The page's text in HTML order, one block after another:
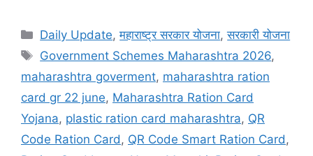
Categories
Daily Update,महाराष्ट्र सरकार योजना,सरकारी योजना
Tags
Government Schemes Maharashtra 2026,
maharashtra goverment, maharashtra ration
card gr 22 june, Maharashtra Ration Card
Yojana, plastic ration card maharashtra, QR
Code Ration Card, QR Code Smart Ration Card,